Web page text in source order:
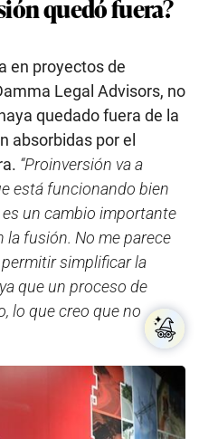
absorbidas por el
está funcionando bien
un cambio importante
fusión. No me parece
simplificar la
que un proceso de
lo que creo que no